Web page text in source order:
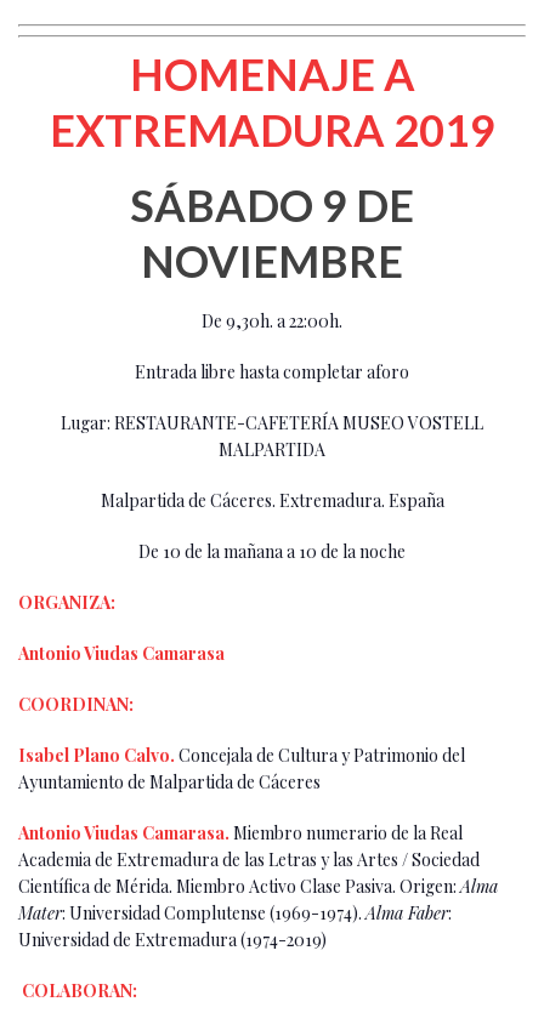
HOMENAJE A
EXTREMADURA 2019
SÁBADO 9 DE
NOVIEMBRE
De 9,30h. a 22:00h.
Entrada libre hasta completar aforo
Lugar: RESTAURANTE-CAFETERÍA MUSEO VOSTELL
MALPARTIDA
Malpartida de Cáceres. Extremadura. España
De 10 de la mañana a 10 de la noche
ORGANIZA:
Antonio Viudas Camarasa
COORDINAN:
Isabel Plano Calvo. Concejala de Cultura y Patrimonio del
Ayuntamiento de Malpartida de Cáceres
Antonio Viudas Camarasa. Miembro numerario de la Real
Academia de Extremadura de las Letras y las Artes / Sociedad
Científica de Mérida. Miembro Activo Clase Pasiva. Origen:Alma
Mater: Universidad Complutense (1969-1974).Alma Faber:
Universidad de Extremadura (1974-2019)
COLABORAN: